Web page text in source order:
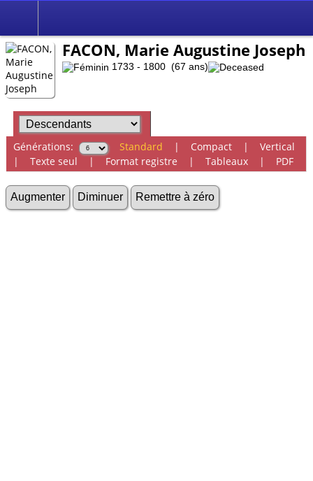
FACON, Marie Augustine Joseph
1733 - 1800 (67 ans)
Générations: Standard | Compact| Vertical
| Texte seul | Format registre | Tableaux| PDF
Augmenter Diminuer Remettre à zéro